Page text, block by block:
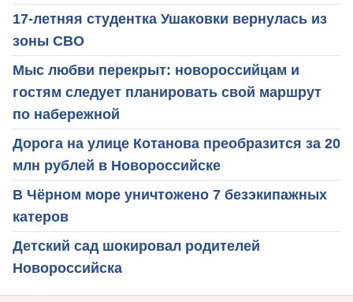
17-летняя студентка Ушаковки вернулась из
зоны СВО
Мыс любви перекрыт: новороссийцам и
гостям следует планировать свой маршрут
по набережной
Дорога на улице Котанова преобразится за 20
млн рублей в Новороссийске
В Чёрном море уничтожено 7 безэкипажных
катеров
Детский сад шокировал родителей
Новороссийска